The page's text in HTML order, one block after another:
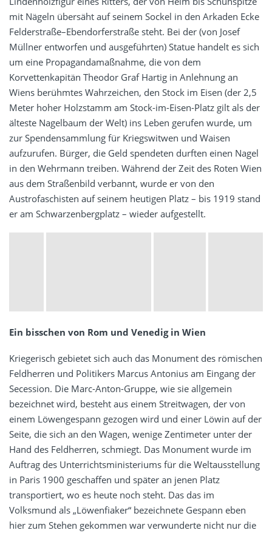
mit Nägeln übersäht auf seinem Sockel in den Arkaden Ecke
Felderstraße–Ebendorferstraße steht. Bei der (von Josef
Müllner entworfen und ausgeführten) Statue handelt es sich
um eine Propagandamaßnahme, die von dem
Korvettenkapitän Theodor Graf Hartig in Anlehnung an
Wiens berühmtes Wahrzeichen, den Stock im Eisen (der 2,5
Meter hoher Holzstamm am Stock-im-Eisen-Platz gilt als der
älteste Nagelbaum der Welt) ins Leben gerufen wurde, um
zur Spendensammlung für Kriegswitwen und Waisen
aufzurufen. Bürger, die Geld spendeten durften einen Nagel
in den Wehrmann treiben. Während der Zeit des Roten Wien
aus dem Straßenbild verbannt, wurde er von den
Austrofaschisten auf seinem heutigen Platz – bis 1919 stand
er am Schwarzenbergplatz – wieder aufgestellt.
Ein bisschen von Rom und Venedig in Wien
Kriegerisch gebietet sich auch das Monument des römischen
Feldherren und Politikers Marcus Antonius am Eingang der
Secession. Die Marc-Anton-Gruppe, wie sie allgemein
bezeichnet wird, besteht aus einem Streitwagen, der von
einem Löwengespann gezogen wird und einer Löwin auf der
Seite, die sich an den Wagen, wenige Zentimeter unter der
Hand des Feldherren, schmiegt. Das Monument wurde im
Auftrag des Unterrichtsministeriums für die Weltausstellung
in Paris 1900 geschaffen und später an jenen Platz
transportiert, wo es heute noch steht. Das das im
Volksmund als „Löwenfiaker“ bezeichnete Gespann eben
hier zum Stehen gekommen war verwunderte nicht nur die